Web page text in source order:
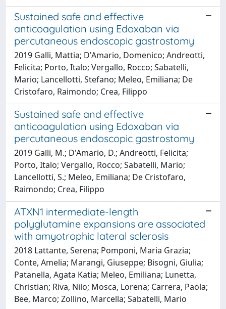
Sustained safe and effective
anticoagulation using Edoxaban via
percutaneous endoscopic gastrostomy
2019 Galli, Mattia; D'Amario, Domenico; Andreotti,
Felicita; Porto, Italo; Vergallo, Rocco; Sabatelli,
Mario; Lancellotti, Stefano; Meleo, Emiliana; De
Cristofaro, Raimondo; Crea, Filippo
Sustained safe and effective
anticoagulation using Edoxaban via
percutaneous endoscopic gastrostomy
2019 Galli, M.; D'Amario, D.; Andreotti, Felicita;
Porto, Italo; Vergallo, Rocco; Sabatelli, Mario;
Lancellotti, S.; Meleo, Emiliana; De Cristofaro,
Raimondo; Crea, Filippo
ATXN1 intermediate-length
polyglutamine expansions are associated
with amyotrophic lateral sclerosis
2018 Lattante, Serena; Pomponi, Maria Grazia;
Conte, Amelia; Marangi, Giuseppe; Bisogni, Giulia;
Patanella, Agata Katia; Meleo, Emiliana; Lunetta,
Christian; Riva, Nilo; Mosca, Lorena; Carrera, Paola;
Bee, Marco; Zollino, Marcella; Sabatelli, Mario